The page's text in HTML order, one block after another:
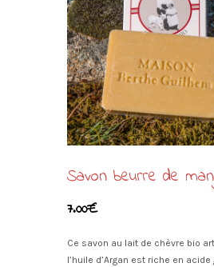
Savon beurre de
7.00€
Ce savon au lait de chèvre bio
l’huile d’Argan est riche en